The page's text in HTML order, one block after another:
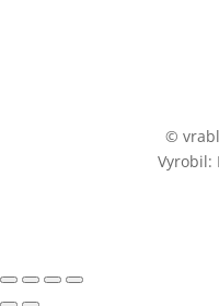
©
Vyrobil: